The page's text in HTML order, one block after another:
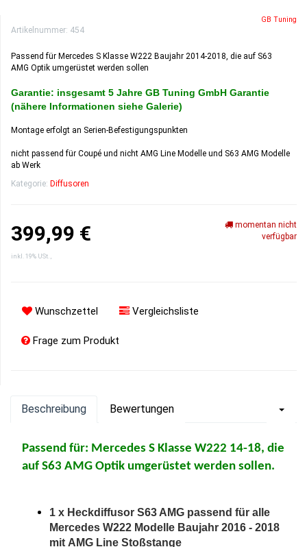
GB Tuning
Artikelnummer: 454
Passend für Mercedes S Klasse W222 Baujahr 2014-2018, die auf S63
AMG Optik umgerüstet werden sollen
Garantie: insgesamt 5 Jahre GB Tuning GmbH Garantie
(nähere Informationen siehe Galerie)
Montage erfolgt an Serien-Befestigungspunkten
nicht passend für Coupé und nicht AMG Line Modelle und S63 AMG Modelle
ab Werk
Kategorie: Diffusoren
399,99 €
inkl. 19% USt. ,
momentan nicht
verfügbar
Wunschzettel Vergleichsliste
Frage zum Produkt
Beschreibung Bewertungen
Passend für: Mercedes S Klasse W222 14-18, die
auf S63 AMG Optik umgerüstet werden sollen.
1 x Heckdiffusor S63 AMG passend für alle
Mercedes W222 Modelle Baujahr 2016 - 2018
mit AMG Line Stoßstange